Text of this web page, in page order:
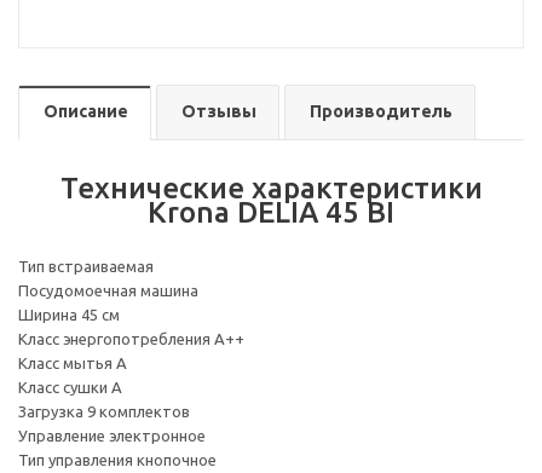
Описание Отзывы Производитель
Технические характеристики
Krona DELIA 45 BI
Тип встраиваемая
Посудомоечная машина
Ширина 45 см
Класс энергопотребления A++
Класс мытья А
Класс сушки А
Загрузка 9 комплектов
Управление электронное
Тип управления кнопочное